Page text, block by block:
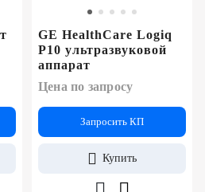
GE HealthCare Logiq
P10 ультразвуковой
аппарат
Цена по запросу
Запросить КП
Купить